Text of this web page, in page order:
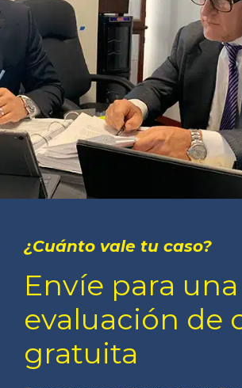
¿Cuánto vale tu caso?
Envíe para una
evaluación de
gratuita